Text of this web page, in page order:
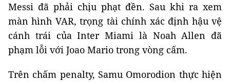
Messi đã phải chịu phạt đền. Sau khi ra xem
màn hình VAR, trọng tài chính xác định hậu vệ
cánh trái của Inter Miami là Noah Allen đã
phạm lỗi với Joao Mario trong vòng cấm.
Trên chấm penalty, Samu Omorodion thực hiện